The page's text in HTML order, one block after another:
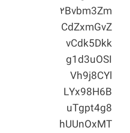
۲Bvbm3Zm
CdZxmGvZ
vCdk5Dkk
g1d3uOSI
Vh9j8CYl
LYx98H6B
uTgpt4g8
hUUnOxMT